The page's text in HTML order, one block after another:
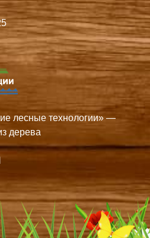
лесные технологии» —
дерева